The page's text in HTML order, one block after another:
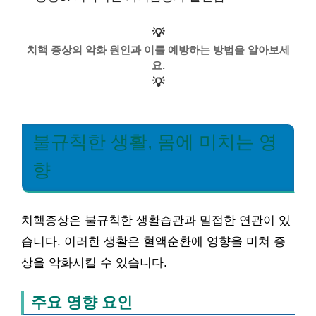
💡
치핵 증상의 악화 원인과 이를 예방하는 방법을 알아보세
요.
💡
불규칙한 생활, 몸에 미치는 영
향
치핵증상은 불규칙한 생활습관과 밀접한 연관이 있
습니다. 이러한 생활은 혈액순환에 영향을 미쳐 증
상을 악화시킬 수 있습니다.
주요 영향 요인